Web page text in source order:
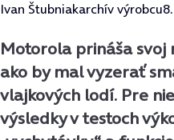
Ivan Štubniakarchív výrobcu
Motorola prináša
ako by mal vyzerať
vlajkových lodí. Pre
výsledky v testoch